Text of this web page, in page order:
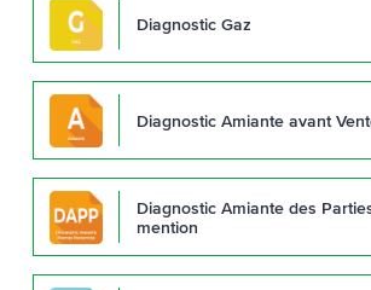
Diagnostic Gaz
Diagnostic Amiante avant
Diagnostic Amiante des
mention